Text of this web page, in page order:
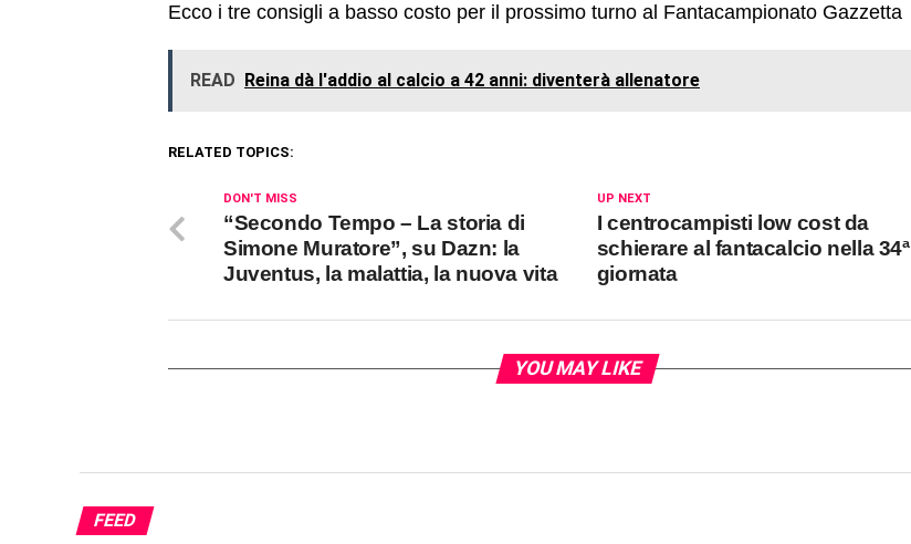
Ecco i tre consigli a basso costo per il prossimo turno al Fantacampionato Gazzetta
READ Reina dà l'addio al calcio a 42 anni: diventerà allenatore
RELATED TOPICS:
UP NEXT
I centrocampisti low cost da
schierare al fantacalcio nella 34ª
giornata
DON'T MISS
“Secondo Tempo – La storia di
Simone Muratore”, su Dazn: la
Juventus, la malattia, la nuova vita
YOU MAY LIKE
FEED